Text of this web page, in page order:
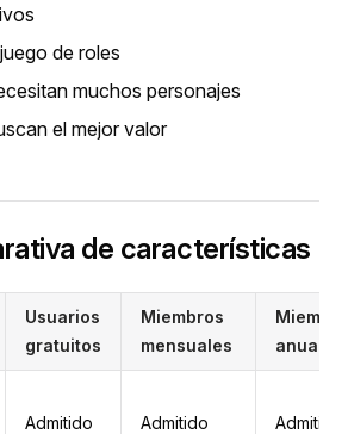
de roles
muchos personajes
el mejor valor
de características
Usuarios
gratuitos
Miembros
mensuales
anuales
Admitido Admitido Admitido